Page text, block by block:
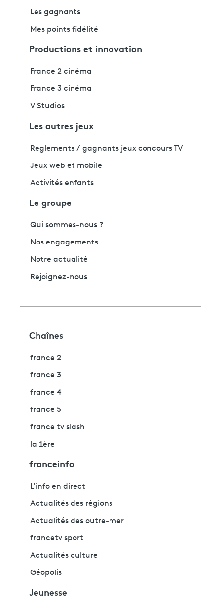
Les gagnants
Mes points fidélité
Productions et innovation
France 2 cinéma
France 3 cinéma
V Studios
Les autres jeux
Règlements / gagnants jeux concours TV
Jeux web et mobile
Activités enfants
Le groupe
Qui sommes-nous ?
Nos engagements
Notre actualité
Rejoignez-nous
Chaînes
france 2
france 3
france 4
france 5
france tv slash
la 1ère
franceinfo
L'info en direct
Actualités des régions
Actualités des outre-mer
francetv sport
Actualités culture
Géopolis
Jeunesse